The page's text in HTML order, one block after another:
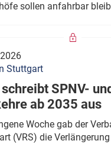
sollen anfahrbar
Stuttgart
schreibt SPNV-
ab 2035 aus
Woche gab der
(VRS) die